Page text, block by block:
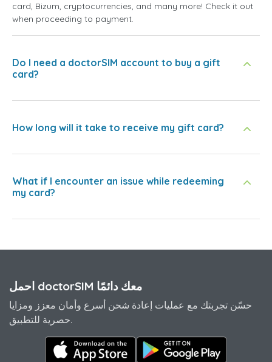
card, Bizum, cryptocurrencies, and many more! Check it out
when proceeding to payment.
Do I need a doctorSIM account to buy a gift
card?
How long will it take to receive my gift card?
What if I encounter an issue while redeeming
my card?
احمل doctorSIM معك دائمًا
حسّن تجربتك مع عمليات إعادة شحن أسرع وأمان معزز ومزايا
حصرية للتطبيق.